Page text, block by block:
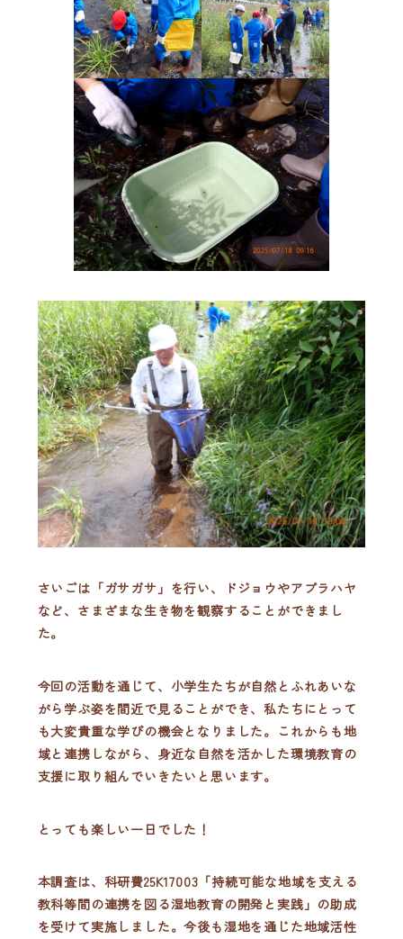
さいごは 「ガサガサ」を行い、ドジョウやアブラハヤ
など、さまざまな生き物を観察することができまし
た。
今回の活動を通じて、小学生たちが自然とふれあいな
がら学ぶ姿を間近で見ることができ、私たちにとって
も大変貴重な学びの機会となりました。これからも地
域と連携しながら、身近な自然を活かした環境教育の
支援に取り組んでいきたいと思います。
とっても楽しい一日でした！
本調査は、科研費25K17003「持続可能な地域を支える
教科等間の連携を図る湿地教育の開発と実践」の助成
を受けて実施しました。今後も湿地を通じた地域活性